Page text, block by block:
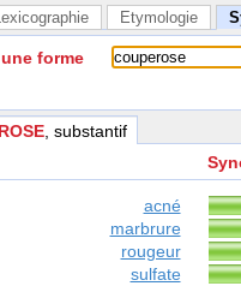
Etymologie
forme
, substantif
acné
marbrure
rougeur
sulfate